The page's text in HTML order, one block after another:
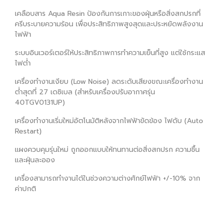
เคลือบสาร Aqua Resin ป้องกันการเกาะของฝุ่นหรือสิ่งสกปรกที่
ครีบระบายความร้อน เพื่อประสิทธิภาพสูงสุดและประหยัดพลังงาน
ไฟฟ้า
ระบบอินเวอร์เตอร์ให้ประสิทธิภาพการทำความเย็นที่สูง แต่ใช้กระแส
ไฟต่ำ
เครื่องทำงานเงียบ (Low Noise) ลดระดับเสียงขณะเครื่องทำงาน
ต่ำสุดที่ 27 เดซิเบล (สำหรับเครื่องปรับอากาศรุ่น
40TGV0131UP)
เครื่องทำงานเริ่มใหม่อัตโนมัติหลังจากไฟฟ้าขัดข้อง ไฟดับ (Auto
Restart)
แผงควบคุมรุ่นใหม่ ถูกออกแบบให้ทนทานต่อสิ่งสกปรก ความชื้น
และฝุ่นละออง
เครื่องสามารถทำงานได้ในช่วงความต่างศักย์ไฟฟ้า +/-10% จาก
ค่าปกติ